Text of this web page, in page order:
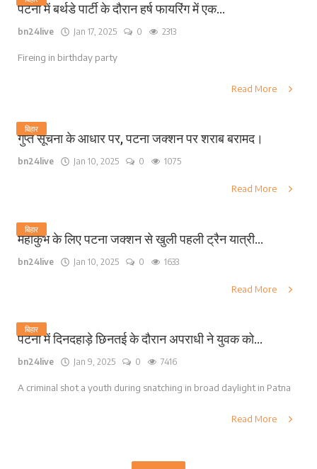
पटना में बर्थडे पार्टी के दौरान हर्ष फायरिंग में एक...
bn24live Jan 17, 2025 0 2313
Fireing in birthday party
Read More
बिहार
गुप्त सूचना के आधार पर, पटना जक्शन पर शराब बरामद।
bn24live Jan 10, 2025 0 1075
Read More
बिहार
महाकुंभ के लिए पटना जक्शन से खुली पहली ट्रैन यात्री...
bn24live Jan 10, 2025 0 1633
Read More
बिहार
पटना में दिनदहाड़े छिनतई के दौरान अपराधी ने युवक को...
bn24live Jan 9, 2025 0 7416
A criminal shot a youth during snatching in broad daylight in Patna
Read More